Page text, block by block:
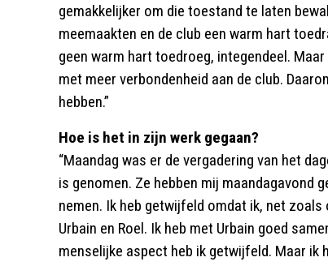
gemakkelijker om die toestand te laten
meemaakten en de club een warm hart
geen warm hart toedroeg, integendeel.
met meer verbondenheid aan de club.
hebben.”
Hoe is het in zijn werk gegaan?
“Maandag was er de vergadering van het
is genomen. Ze hebben mij maandagavond
nemen. Ik heb getwijfeld omdat ik, net
Urbain en Roel. Ik heb met Urbain goed
menselijke aspect heb ik getwijfeld. Maar ik